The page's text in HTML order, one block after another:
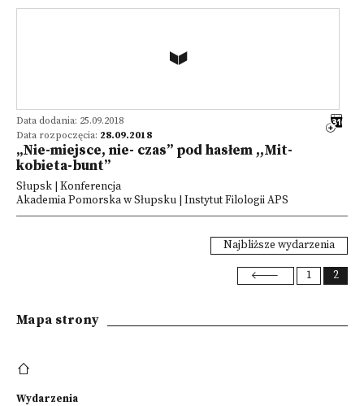
Data dodania: 25.09.2018
Data rozpoczęcia: 28.09.2018
„Nie-miejsce, nie- czas” pod hasłem ,,Mit-
kobieta-bunt”
Słupsk | Konferencja
Akademia Pomorska w Słupsku | Instytut Filologii APS
Najbliższe wydarzenia
1 2
Mapa strony
Wydarzenia